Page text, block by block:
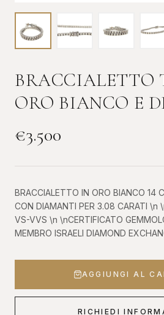
BRACCIALETTO
ORO BIANCO E
€3.500
BRACCIALETTO IN ORO BIANCO 14
CON DIAMANTI PER 3.08 CARATI \n
VS-VVS \n \nCERTIFICATO
MEMBRO ISRAELI DIAMOND
AGGIUNGI AL
RICHIEDI